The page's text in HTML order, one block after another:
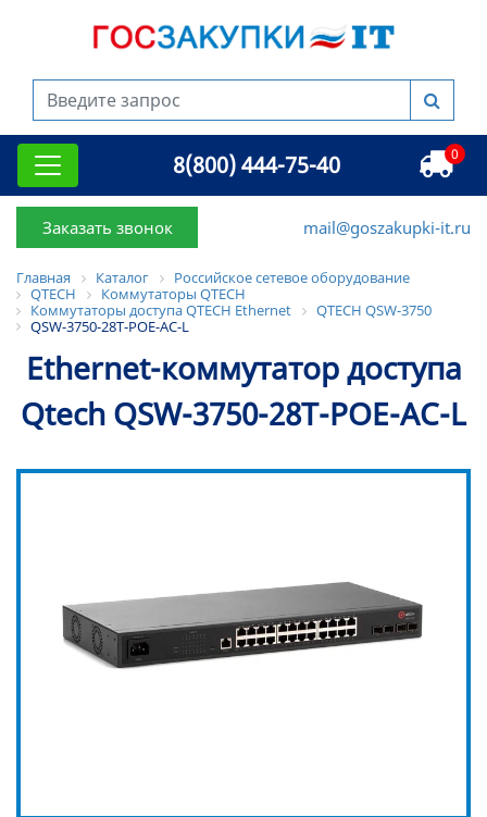
8(800) 444-75-40 0
Заказать звонок mail@goszakupki-it.ru
Главная Каталог
Российское сетевое оборудование
QTECH
Коммутаторы QTECH
Коммутаторы доступа QTECH Ethernet
QTECH QSW-3750
QSW-3750-28T-POE-AC-L
Ethernet-коммутатор доступа
Qtech QSW-3750-28T-POE-AC-L